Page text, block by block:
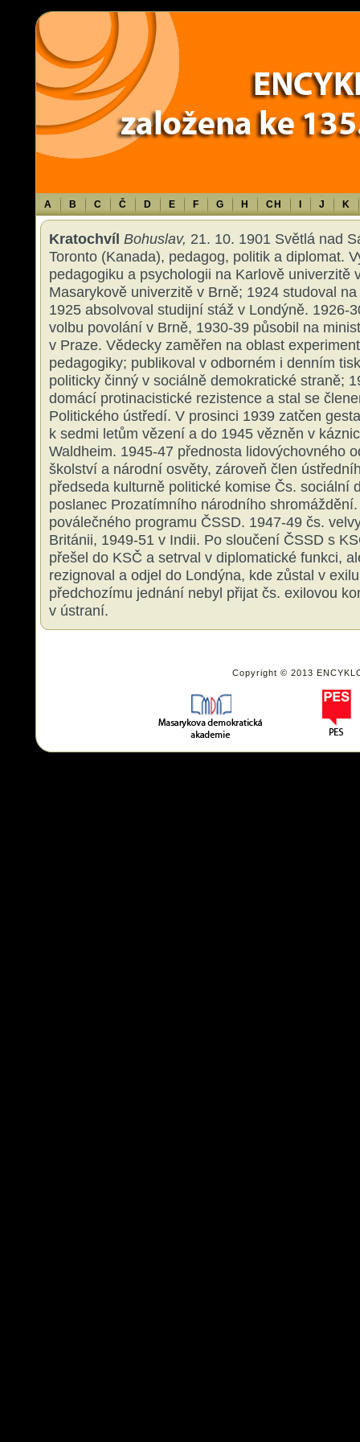
Warning: Use of undefined constant TXT - assumed 'TXT' (this will throw
content/themes/sablona/functions.php
A B C Č D E F G H CH J K
Kratochvíl Bohuslav, 21. 10. 1901 Světlá nad
Toronto (Kanada), pedagog, politik a diplomat.
pedagogiku a psychologii na Karlově univerzitě
Masarykově univerzitě v Brně; 1924 studoval
1925 absolvoval studijní stáž v Londýně. 1926-
volbu povolání v Brně, 1930-39 působil na
v Praze. Vědecky zaměřen na oblast
pedagogiky; publikoval v odborném i denním
politicky činný v sociálně demokratické straně;
domácí protinacistické rezistence a stal se
Politického ústředí. V prosinci 1939 zatčen
k sedmi letům vězení a do 1945 vězněn v
Waldheim. 1945-47 přednosta lidovýchovného
školství a národní osvěty, zároveň člen
předseda kulturně politické komise Čs. sociální
poslanec Prozatímního národního
poválečného programu ČSSD. 1947-49 čs.
Británii, 1949-51 v Indii. Po sloučení ČSSD s
přešel do KSČ a setrval v diplomatické funkci,
rezignoval a odjel do Londýna, kde zůstal v
předchozímu jednání nebyl přijat čs. exilovou
v ústraní.
Copyright © 2013